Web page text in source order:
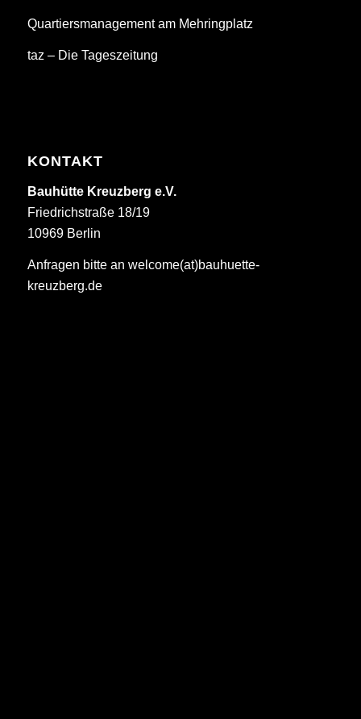
Quartiersmanagement am Mehringplatz
taz – Die Tageszeitung
KONTAKT
Bauhütte Kreuzberg e.V.
Friedrichstraße 18/19
10969 Berlin
Anfragen bitte an welcome(at)bauhuette-
kreuzberg.de